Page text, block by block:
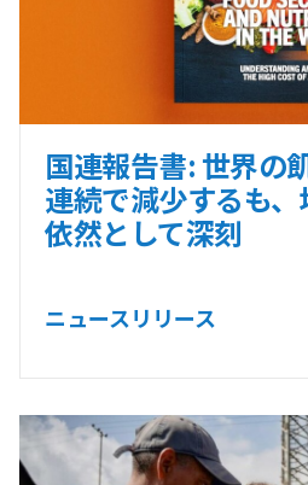
国連報告書: 世界の
連続で減少するも
依然として深刻
ニュースリリース